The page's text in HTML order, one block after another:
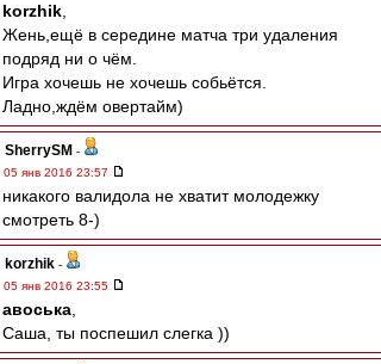
korzhik
Жень,ещё в середине матча три удаления
подряд ни о чём.
Игра хочешь не хочешь собьётся.
Ладно,ждём овертайм)
SherrySM -
05 янв 2016 23:57
никакого валидола не хватит молодежку
смотреть 8-)
korzhik -
05 янв 2016 23:55
авоська
Саша, ты поспешил слегка ))